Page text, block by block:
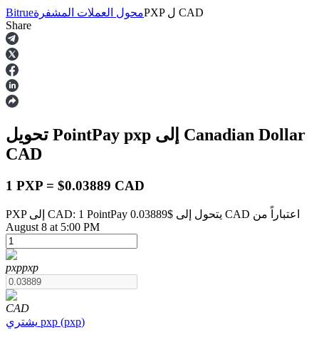
العقود الآجلة
العقود الآجلة USDT
Bitrueمحول العملات المشفرةPXP ل CAD
Share
تحويل PointPay pxp
إلى Canadian Dollar
CAD
1 PXP = $0.03889 CAD
PXP إلى CAD: 1 PointPay يتحول إلى $0.03889 CAD اعتباراً من
August 8 at 5:00 PM
pxppxp
CAD
يشتري pxp (pxp)